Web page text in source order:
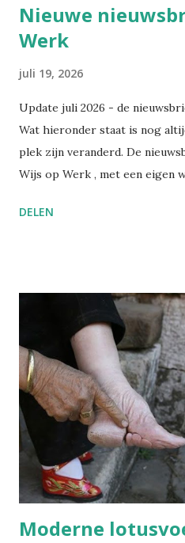
Nieuwe
Werk
juli 19, 2026
Update juli 2026 - de
Wat hieronder staat is nog
plek zijn veranderd. De
Wijs op Werk , met een eigen
gaat: welzijn, preventie,
voortaan op wijsopwerk.be .
rechtstreeks: wijsopwerk.be/
Sinds kort heb ik op LinkedIn
Wegwijs in welzijn. Daarin
die ik publiceer over welzijn,
arbeidsgezondheid. De
informatie, wetswijzigingen
moeilijk is om het overzicht
nieuwsbrief wil ik alles
DELEN
Moderne